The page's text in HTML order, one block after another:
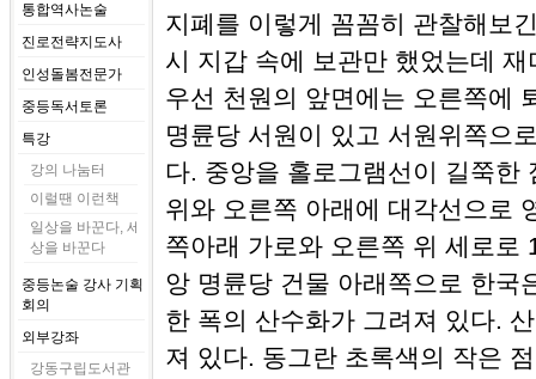
통합역사논술
진로전략지도사
인성돌봄전문가
중등독서토론
특강
강의 나눔터
이럴땐 이런책
일상을 바꾼다, 세
상을 바꾼다
중등논술 강사 기획
회의
외부강좌
강동구립도서관
지폐를 이렇게 꼼꼼히 관찰해보
시 지갑 속에 보관만 했었는데 재
우선 천원의 앞면에는 오른쪽에
명륜당 서원이 있고 서원위쪽으
다. 중앙을 홀로그램선이 길쭉한
위와 오른쪽 아래에 대각선으로
쪽아래 가로와 오른쪽 위 세로로
앙 명륜당 건물 아래쪽으로 한국
한 폭의 산수화가 그려져 있다.
져 있다. 동그란 초록색의 작은